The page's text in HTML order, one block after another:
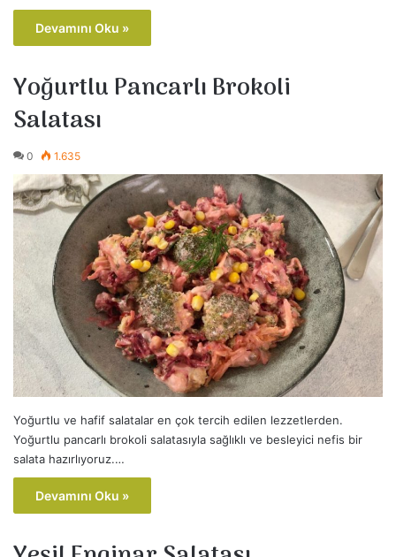
Devamını Oku »
Yoğurtlu Pancarlı Brokoli
Salatası
0 1.635
Yoğurtlu ve hafif salatalar en çok tercih edilen lezzetlerden.
Yoğurtlu pancarlı brokoli salatasıyla sağlıklı ve besleyici nefis bir
salata hazırlıyoruz.…
Devamını Oku »